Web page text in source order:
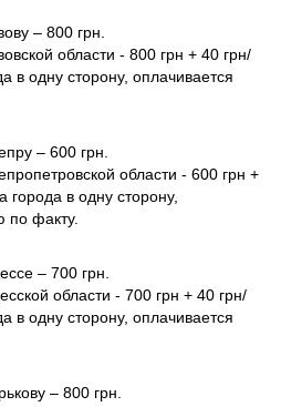
– 800 грн.
области - 800 грн + 40 грн/
в одну сторону, оплачивается
– 600 грн.
области - 600 грн +
города в одну сторону,
по факту.
– 700 грн.
области - 700 грн + 40 грн/
в одну сторону, оплачивается
– 800 грн.